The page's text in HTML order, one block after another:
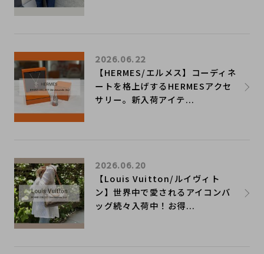
【HERMES/エルメス】コーディネ
ートを格上げするHERMESアクセ
サリー。新入荷アイテ...
2026.06.22
【Louis Vuitton/ルイヴィト
ン】世界中で愛されるアイコンバ
ッグ続々入荷中！お得...
2026.06.20